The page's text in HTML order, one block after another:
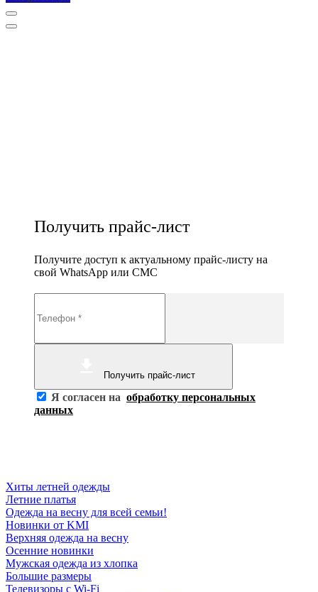
Получить прайс-лист
Получите доступ к актуальному прайс-листу на
свой WhatsApp или СМС
Получить прайс-лист
Я согласен на обработку персональных
данных
Хиты летней одежды
Летние платья
Одежда на весну для всей семьи!
Новинки от KMI
Верхняя одежда на весну
Осенние новинки
Мужская одежда из хлопка
Большие размеры
Телевизоры с Wi-Fi